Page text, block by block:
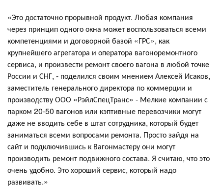
«Это достаточно прорывной продукт. Любая компания
через принцип одного окна может воспользоваться всеми
компетенциями и договорной базой «ГРС», как
крупнейшего агрегатора и оператора вагоноремонтного
сервиса, и произвести ремонт своего вагона в любой точке
России и СНГ, - поделился своим мнением Алексей Исаков,
заместитель генерального директора по коммерции и
производству ООО «РэйлСпецТранс» - Мелкие компании с
парком 20-50 вагонов или кэптивные перевозчики могут
даже не вводить себе в штат сотрудника, который будет
заниматься всеми вопросами ремонта. Просто зайдя на
сайт и подключившись к Вагонмастеру они могут
производить ремонт подвижного состава. Я считаю, что это
очень удобно. Это хороший сервис, который надо
развивать.»